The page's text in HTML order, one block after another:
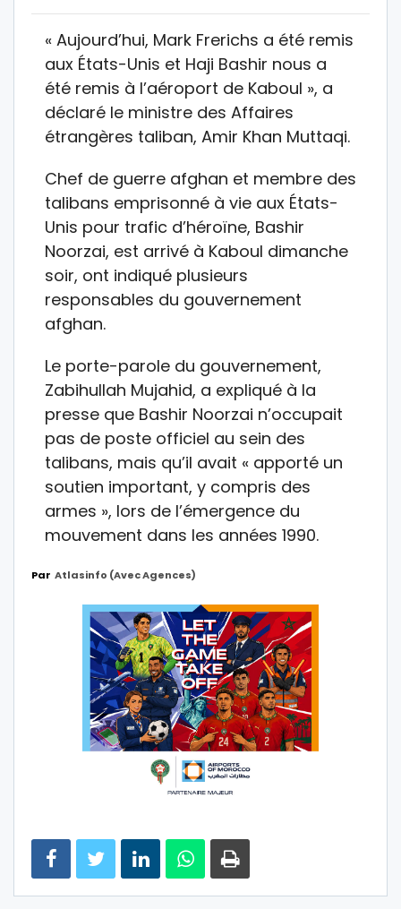
« Aujourd’hui, Mark Frerichs a été remis
aux États-Unis et Haji Bashir nous a
été remis à l’aéroport de Kaboul », a
déclaré le ministre des Affaires
étrangères taliban, Amir Khan Muttaqi.
Chef de guerre afghan et membre des
talibans emprisonné à vie aux États-
Unis pour trafic d’héroïne, Bashir
Noorzai, est arrivé à Kaboul dimanche
soir, ont indiqué plusieurs
responsables du gouvernement
afghan.
Le porte-parole du gouvernement,
Zabihullah Mujahid, a expliqué à la
presse que Bashir Noorzai n’occupait
pas de poste officiel au sein des
talibans, mais qu’il avait « apporté un
soutien important, y compris des
armes », lors de l’émergence du
mouvement dans les années 1990.
Par Atlasinfo (avec Agences)